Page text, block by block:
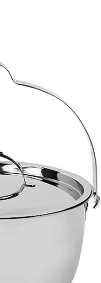
ostoksista. Niitä voivat
S-Etukorttia myymälässä